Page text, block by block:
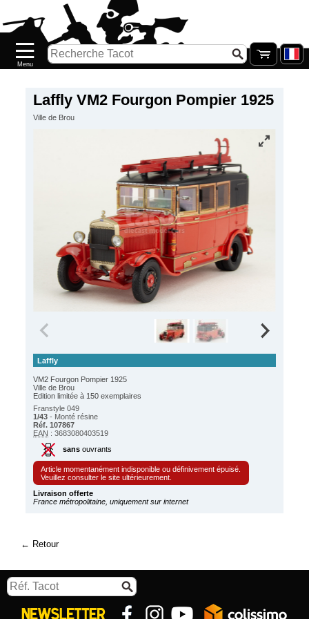
Laffly VM2 Fourgon Pompier 1925
Ville de Brou
Laffly
VM2 Fourgon Pompier 1925
Ville de Brou
Edition limitée à 150 exemplaires
Franstyle 049
1/43 - Monté résine
Réf. 107867
EAN : 3683080403519
sansouvrants
Article momentanément indisponible ou définivement épuisé.
Veuillez consulter le site ultérieurement.
Livraison offerte
France métropolitaine, uniquement sur internet
Retour
Nouveautés
Catalogue/Stock